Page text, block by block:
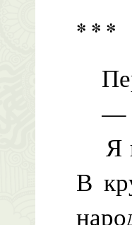
* * *
—
Я
В